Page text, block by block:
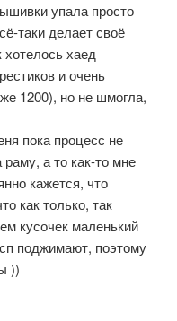
упала просто
таки делает своё
хотелось хаед
и очень
1200), но не шмогла,
пока процесс не
а то как-то мне
кажется, что
как только, так
кусочек маленький
поджимают, поэтому
))